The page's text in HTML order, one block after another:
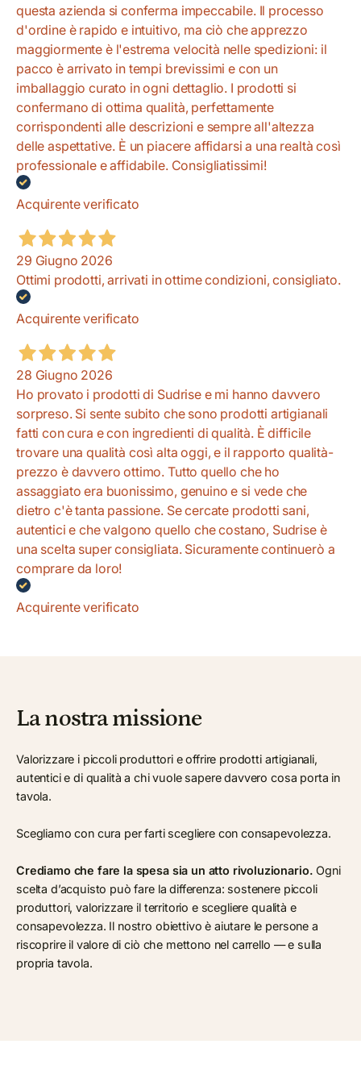
questa azienda si conferma impeccabile. Il processo
d'ordine è rapido e intuitivo, ma ciò che apprezzo
maggiormente è l'estrema velocità nelle spedizioni: il
pacco è arrivato in tempi brevissimi e con un
imballaggio curato in ogni dettaglio. I prodotti si
confermano di ottima qualità, perfettamente
corrispondenti alle descrizioni e sempre all'altezza
delle aspettative. È un piacere affidarsi a una realtà così
professionale e affidabile. Consigliatissimi!
Acquirente verificato
29 Giugno 2026
Ottimi prodotti, arrivati in ottime condizioni, consigliato.
Acquirente verificato
28 Giugno 2026
Ho provato i prodotti di Sudrise e mi hanno davvero
sorpreso. Si sente subito che sono prodotti artigianali
fatti con cura e con ingredienti di qualità. È difficile
trovare una qualità così alta oggi, e il rapporto qualità-
prezzo è davvero ottimo. Tutto quello che ho
assaggiato era buonissimo, genuino e si vede che
dietro c'è tanta passione. Se cercate prodotti sani,
autentici e che valgono quello che costano, Sudrise è
una scelta super consigliata. Sicuramente continuerò a
comprare da loro!
Acquirente verificato
La nostra missione
Valorizzare i piccoli produttori e offrire prodotti artigianali,
autentici e di qualità a chi vuole sapere davvero cosa porta in
tavola.
Scegliamo con cura per farti scegliere con consapevolezza.
Crediamo che fare la spesa sia un atto rivoluzionario.Ogni
scelta d’acquisto può fare la differenza: sostenere piccoli
produttori, valorizzare il territorio e scegliere qualità e
consapevolezza. Il nostro obiettivo è aiutare le persone a
riscoprire il valore di ciò che mettono nel carrello — e sulla
propria tavola.